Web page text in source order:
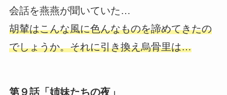
会話を燕燕が聞いていた…
胡輦はこんな風に色んなものを諦めてきたの
でしょうか。それに引き換え烏骨里は…
第９話「姉妹たちの夜」